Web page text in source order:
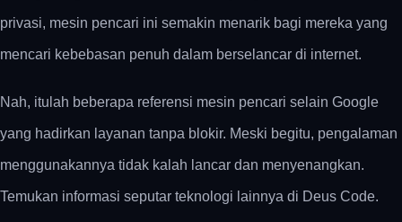
privasi, mesin pencari ini semakin menarik bagi mereka yang
mencari kebebasan penuh dalam berselancar di internet.
Nah, itulah beberapa referensi mesin pencari selain Google
yang hadirkan layanan tanpa blokir. Meski begitu, pengalaman
menggunakannya tidak kalah lancar dan menyenangkan.
Temukan informasi seputar teknologi lainnya di Deus Code.